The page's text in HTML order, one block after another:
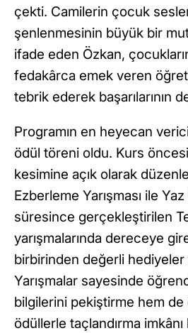
çekti. Camilerin çocuk
şenlenmesinin büyük bir
ifade eden Özkan,
fedakârca emek veren
tebrik ederek başarılarının
Programın en heyecan
ödül töreni oldu. Kurs
kesimine açık olarak
Ezberleme Yarışması ile
süresince gerçekleştirilen
yarışmalarında dereceye
birbirinden değerli hediyeler
Yarışmalar sayesinde
bilgilerini pekiştirme hem
ödüllerle taçlandırma imkânı